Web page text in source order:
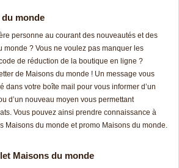
monde
personne au courant des nouveautés et des
monde ? Vous ne voulez pas manquer les
de réduction de la boutique en ligne ?
de Maisons du monde ! Un message vous
dans votre boîte mail pour vous informer d’un
d’un nouveau moyen vous permettant
Vous pouvez ainsi prendre connaissance à
Maisons du monde et promo Maisons du monde.
Maisons du monde